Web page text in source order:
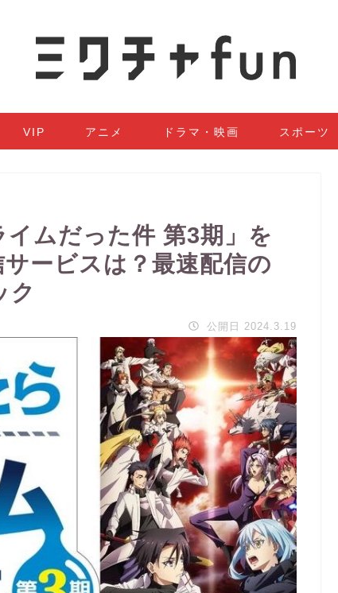
VIP アニメ ドラマ・映画 スポーツ
ムだった件 第3期」を
ービスは？最速配信の
ク
公開日 2024.3.19